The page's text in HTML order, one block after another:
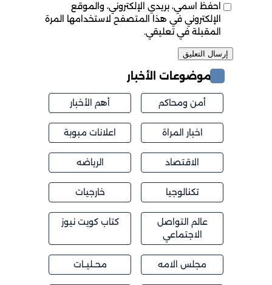
احفظ اسمي، بريدي الإلكتروني، والموقع
الإلكتروني في هذا المتصفح لاستخدامها المرة
المقبلة في تعليقي.
موضوعات الأخبار
أمن ومحاكم أهم الأخبار
اخبار المراة اعلانات مبوبة
الاقتصاد الرياضه
تكنالوجيا خارجيات
عالم التواصل
الاجتماعي
كتاب كويت نيوز
مجلس الامه محــليــات